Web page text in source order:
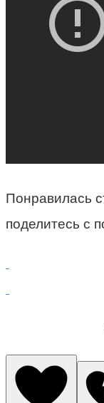
Понравилась
поделитесь с